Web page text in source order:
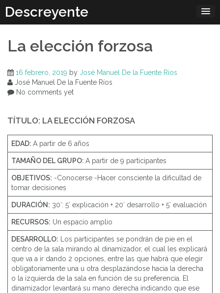
content
Descreyente
La elección forzosa
16 febrero, 2019 by José Manuel De la Fuente Ríos
José Manuel De la Fuente Ríos
No comments yet
TÍTULO: LA ELECCIÓN FORZOSA
EDAD: A partir de 6 años
TAMAÑO DEL GRUPO: A partir de 9 participantes
OBJETIVOS: -Conocerse -Hacer consciente la dificultad de
tomar decisiones
DURACIÓN: 30′: 5′ explicación + 20′ desarrollo + 5′ evaluación
RECURSOS: Un espacio amplio
DESARROLLO: Los participantes se pondrán de pie en el
centro de la sala mirando al dinamizador, el cual les explicará
que va a ir dando 2 opciones, entre las que habrá que elegir
obligatoriamente una u otra desplazándose hacia la derecha
o la izquierda de la sala en función de su preferencia. El
dinamizador levantará su mano derecha indicando que ese